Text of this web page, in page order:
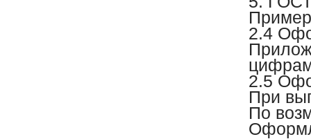
2.4
2.5
При
По